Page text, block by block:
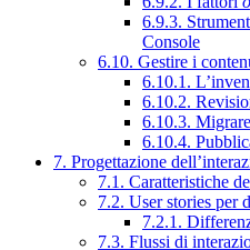
6.9.3.
Console
6.10. Gestire i
6.10.1.
6.10.2.
6.10.3.
6.10.4.
7. Progettazione
7.1. Caratteristiche
7.2. User stories per
7.2.1.
7.3. Flussi di